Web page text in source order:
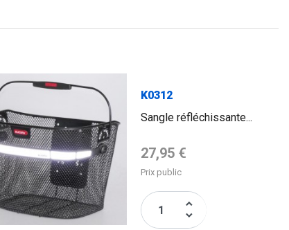
K0312
Sangle réfléchissante...
Prix de base
27,95 €
Prix public
keyboard_arrow_up
keyboard_arrow_down